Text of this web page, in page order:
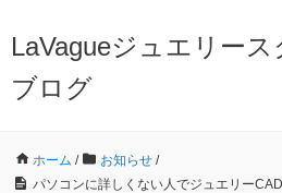
LaVagueジュエリー
ブログ
ホーム / お知らせ /
パソコンに詳しくない人でジュエリー